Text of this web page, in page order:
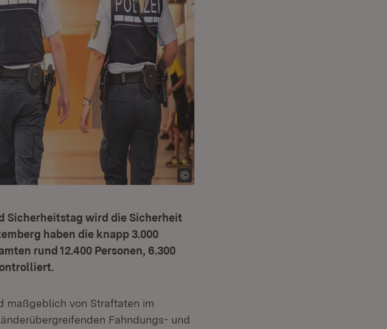
Sicherheitstag wird die Sicherheit
haben die knapp 3.000
rund 12.400 Personen, 6.300
maßgeblich von Straftaten im
Fahndungs- und